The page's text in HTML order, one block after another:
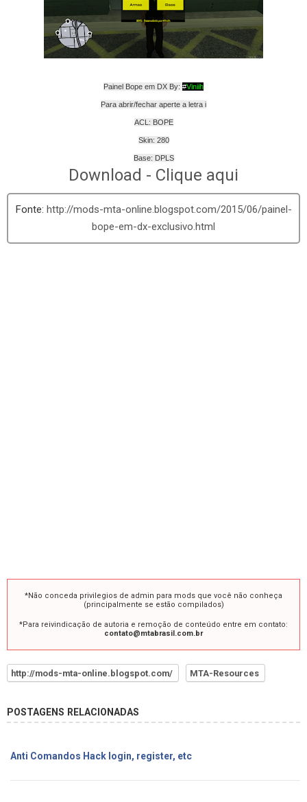
Painel Bope em DX By: #Viniih
Para abrir/fechar aperte a letra i
ACL: BOPE
Skin: 280
Base: DPLS
Download - Clique aqui
http://mods-mta-online.blogspot.com/2015/06/painel-
bope-em-dx-exclusivo.html
*Não conceda privilegios de admin para mods que você não conheça
(principalmente se estão compilados)
*Para reivindicação de autoria e remoção de conteúdo entre em contato:
contato@mtabrasil.com.br
http://mods-mta-online.blogspot.com/ MTA-Resources
POSTAGENS RELACIONADAS
Anti Comandos Hack login, register, etc